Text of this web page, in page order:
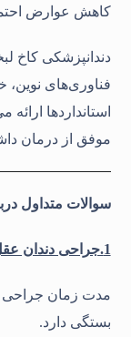
کاهش عوارض
دندانپزشکی کاخ
فناوری‌های نوین،
استانداردها
موفق از درمان
سوالات متداول
1.جراحی دندان عقل چقدر طول می‌کشد؟
مدت زمان جراحی
بستگی دارد.